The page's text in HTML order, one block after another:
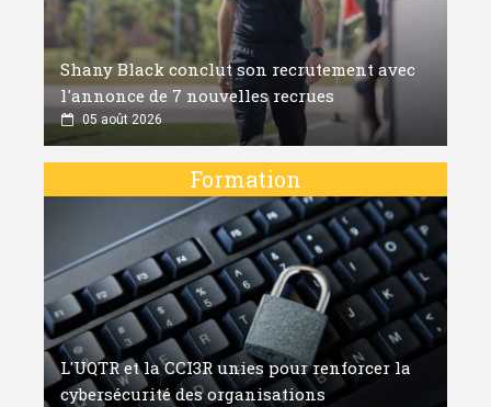
Shany Black conclut son recrutement avec
l'annonce de 7 nouvelles recrues
05 août 2026
Formation
L'UQTR et la CCI3R unies pour renforcer la
cybersécurité des organisations